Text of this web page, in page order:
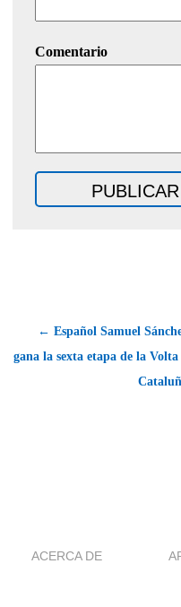
Comentario
← Español Samuel
gana la sexta etapa de la Volta
ACERCA DE